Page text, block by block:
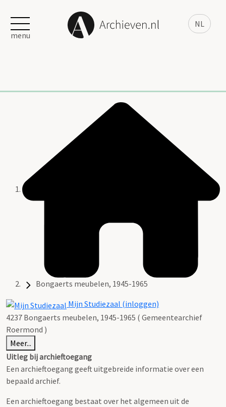
NL
menu
Bongaerts meubelen, 1945-1965
Mijn Studiezaal (inloggen)
4237 Bongaerts meubelen, 1945-1965 ( Gemeentearchief
Roermond )
Meer...
Uitleg bij archieftoegang
Een archieftoegang geeft uitgebreide informatie over een
bepaald archief.
Een archieftoegang bestaat over het algemeen uit de